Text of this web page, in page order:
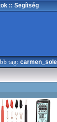
:: Segítség
tag: